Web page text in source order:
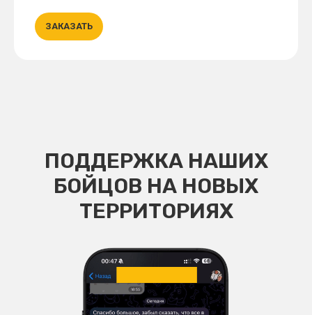
ЗАКАЗАТЬ
ПОДДЕРЖКА НАШИХ
БОЙЦОВ НА НОВЫХ
ТЕРРИТОРИЯХ